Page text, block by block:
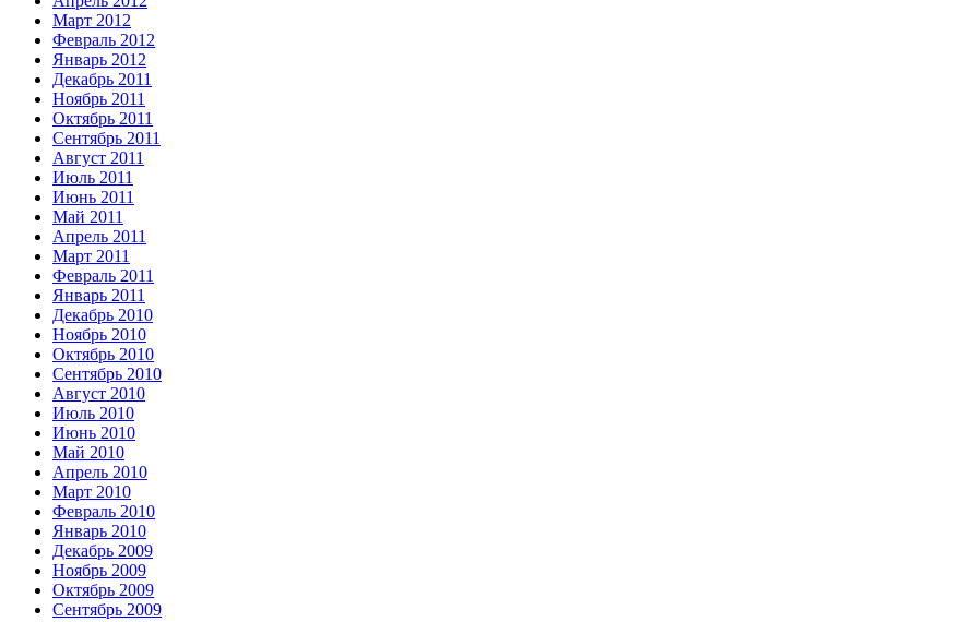
Март 2012
Февраль 2012
Январь 2012
Декабрь 2011
Ноябрь 2011
Октябрь 2011
Сентябрь 2011
Август 2011
Июль 2011
Июнь 2011
Май 2011
Апрель 2011
Март 2011
Февраль 2011
Январь 2011
Декабрь 2010
Ноябрь 2010
Октябрь 2010
Сентябрь 2010
Август 2010
Июль 2010
Июнь 2010
Май 2010
Апрель 2010
Март 2010
Февраль 2010
Январь 2010
Декабрь 2009
Ноябрь 2009
Октябрь 2009
Сентябрь 2009